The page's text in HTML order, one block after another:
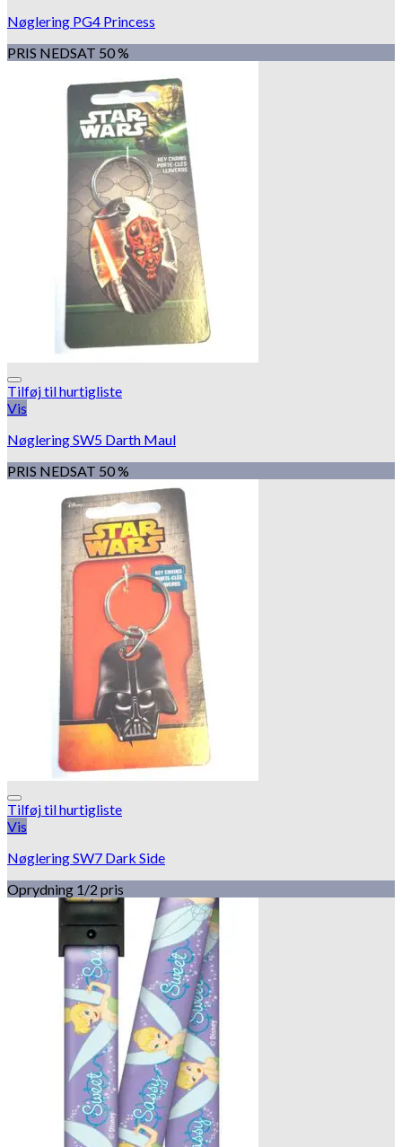
Nøglering PG4 Princess
PRIS NEDSAT 50 %
Tilføj til hurtigliste
Vis
Nøglering SW5 Darth Maul
PRIS NEDSAT 50 %
Tilføj til hurtigliste
Vis
Nøglering SW7 Dark Side
Oprydning 1/2 pris